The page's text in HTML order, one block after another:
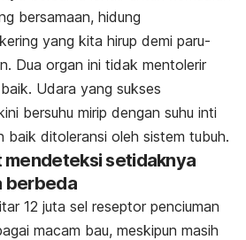
bersamaan, hidung
yang kita hirup demi paru-
Dua organ ini tidak mentolerir
Udara yang sukses
bersuhu mirip dengan suhu inti
baik ditoleransi oleh sistem tubuh.
mendeteksi setidaknya
berbeda
12 juta sel reseptor penciuman
macam bau, meskipun masih